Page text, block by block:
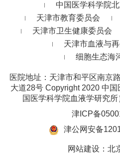
中国医学科学院
天津市教育委员会
天津市卫生健康委员会
天津市血液与
细胞生态海
医院地址：天津市和平区南京
大道28号 Copyright 2020 中
国医学科学院血液学研究
津ICP备
津公网安备
网站建设 ： 北